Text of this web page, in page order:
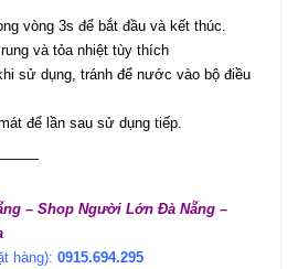
vòng 3s để bắt đầu và kết thúc.
và tỏa nhiệt tùy thích
sử dụng, tránh để nước vào bộ điều
để lần sau sử dụng tiếp.
– Shop Người Lớn Đà Nẵng –
hàng): 0915.694.295